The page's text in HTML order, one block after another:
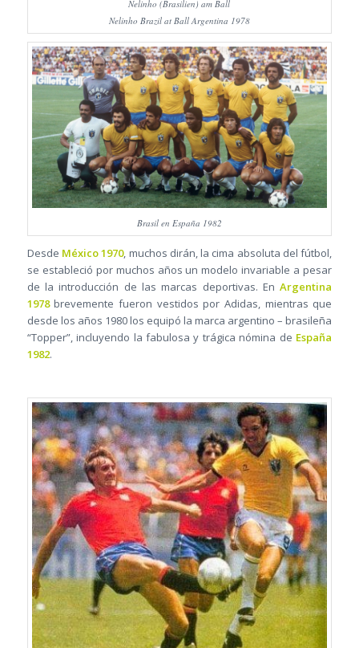
Nelinho (Brasilien) am Ball
Nelinho Brazil at Ball Argentina 1978
Brasil en España 1982
Desde México 1970, muchos dirán, la cima absoluta del fútbol,
se estableció por muchos años un modelo invariable a pesar
de la introducción de las marcas deportivas. EnArgentina
1978brevemente fueron vestidos por Adidas, mientras que
desde los años 1980 los equipó la marca argentino – brasileña
“Topper”, incluyendo la fabulosa y trágica nómina de España
1982.